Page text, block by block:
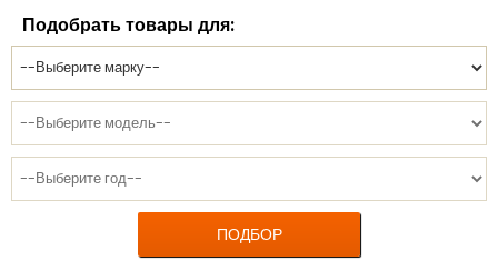
Подобрать товары для:
ПОДБОР